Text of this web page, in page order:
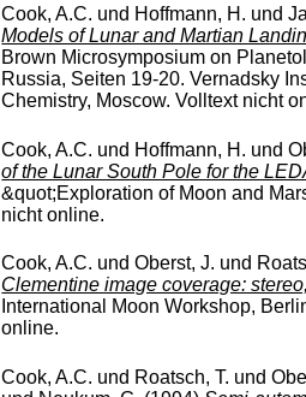
Cook, A.C. und Hoffmann, H. und
Models of Lunar and Martian
Brown Microsymposium on
Russia, Seiten 19-20. Vernadsky
Chemistry, Moscow. Volltext nicht
Cook, A.C. und Hoffmann, H. und
of the Lunar South Pole for the
&quot;Exploration of Moon and
nicht online.
Cook, A.C. undOberst, J. und
Clementine image coverage:
International Moon Workshop,
online.
Cook, A.C. und Roatsch, T. und